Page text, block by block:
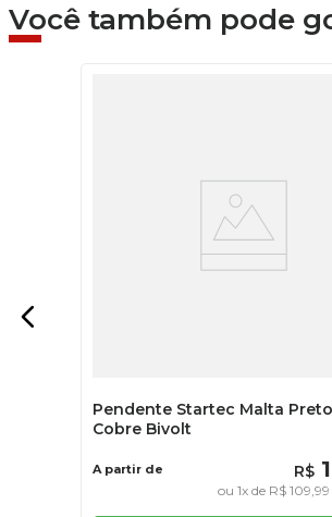
Você também pode
Pendente Startec Malta
Cobre Bivolt
A partir de R$
ou1x de R$ 109,99